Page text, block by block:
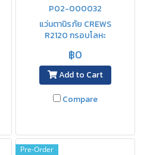
P02-000032
แว่นตานิรภัย CREWS
R2120 กรอบโลหะ
฿0
Add to Cart
Compare
Pre-Order